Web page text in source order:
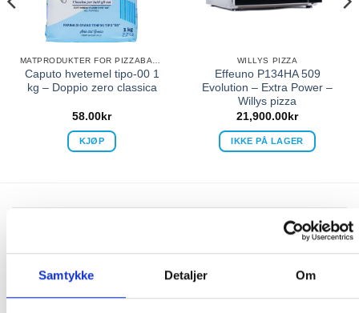
Samtykke Detaljer Om
Caputo hvetemel tipo-00 1
kg – Doppio zero classica
58.00kr
KJØP
WILLYS PIZZA
Effeuno P134HA 509
Evolution – Extra Power –
Willys pizza
21,900.00kr
IKKE PÅ LAGER
på pakken.